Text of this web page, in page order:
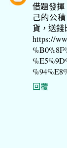
借題發
己的公
貨，送錢
https://
回覆